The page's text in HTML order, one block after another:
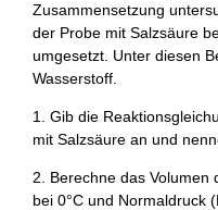
Zusammensetzung
der Probe mit Salzsäure
umgesetzt. Unter diesen
Wasserstoff.
1. Gib die
mit Salzsäure an und
2. Berechne das Volumen
bei 0°C und Normaldruck